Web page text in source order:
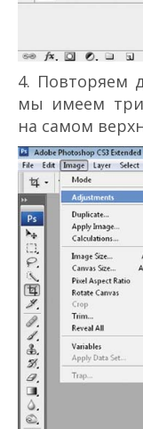
4. Повторяем
мы имеем три
на самом